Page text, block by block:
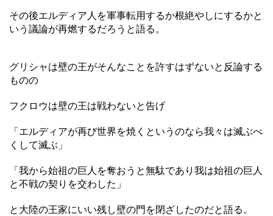
その後エルディア人を軍事転用するか根絶やしにするかと
いう議論が再燃するだろうと語る。
グリシャは壁の王がそんなことを許すはずないと反論する
ものの
フクロウは壁の王は戦わないと告げ
「エルディアが再び世界を焼くというのなら我々は滅ぶべ
くして滅ぶ」
「我から始祖の巨人を奪おうと無駄であり我は始祖の巨人
と不戦の契りを交わした」
と大陸の王家にいい残し壁の門を閉ざしたのだと語る。